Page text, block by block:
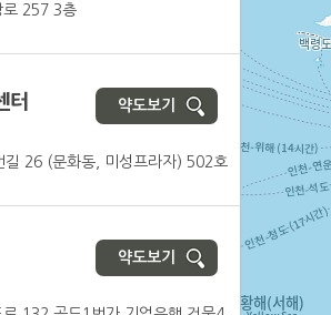
로 257 3층
터
길 26 (문화동, 미성프라자) 502호
약도보기
약도보기